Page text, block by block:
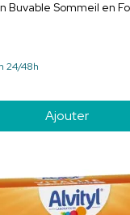
Buvable Sommeil en
24/48h
Ajouter